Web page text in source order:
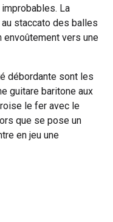
La
staccato des balles
vers une
débordante sont les
guitare baritone aux
le fer avec le
que se pose un
en jeu une